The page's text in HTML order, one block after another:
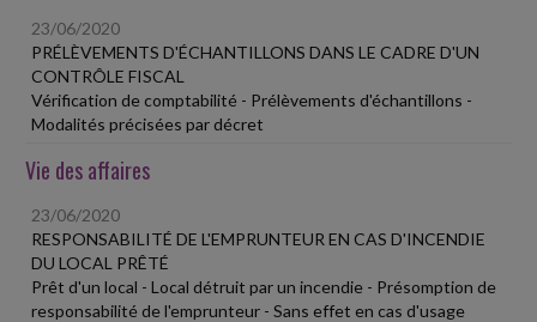
23/06/2020
PRÉLÈVEMENTS D'ÉCHANTILLONS DANS LE CADRE D'UN
CONTRÔLE FISCAL
Vérification de comptabilité - Prélèvements d'échantillons -
Modalités précisées par décret
Vie des affaires
23/06/2020
RESPONSABILITÉ DE L'EMPRUNTEUR EN CAS D'INCENDIE
DU LOCAL PRÊTÉ
Prêt d'un local - Local détruit par un incendie - Présomption de
responsabilité de l'emprunteur - Sans effet en cas d'usage